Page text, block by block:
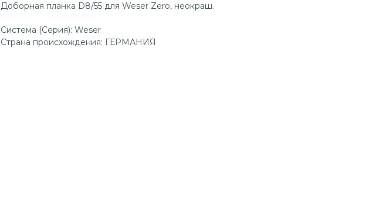
Доборная планка D8/55 для Weser Zero, неокраш.
Система (Серия): Weser
Страна происхождения: ГЕРМАНИЯ